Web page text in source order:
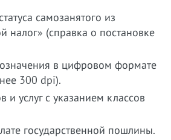
самозанятого из
налог» (справка о постановке
в цифровом формате
300 dpi).
и услуг с указанием классов
государственной пошлины.